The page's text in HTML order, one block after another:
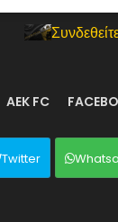
AEK FC
Twitter